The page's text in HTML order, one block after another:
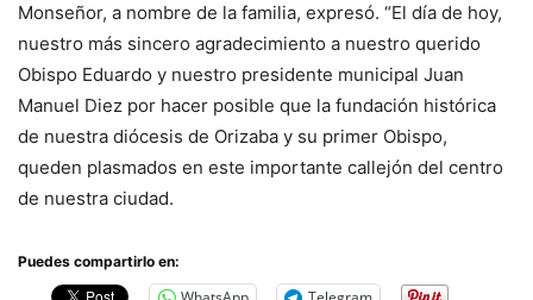
Monseñor, a nombre de la familia, expresó. “El día de hoy,
nuestro más sincero agradecimiento a nuestro querido
Obispo Eduardo y nuestro presidente municipal Juan
Manuel Diez por hacer posible que la fundación histórica
de nuestra diócesis de Orizaba y su primer Obispo,
queden plasmados en este importante callejón del centro
de nuestra ciudad.
Puedes compartirlo en: